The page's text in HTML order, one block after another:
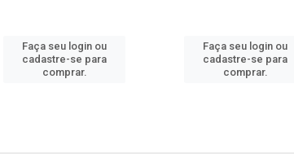
Faça seu login ou
cadastre-se para
comprar.
Faça seu login ou
cadastre-se para
comprar.